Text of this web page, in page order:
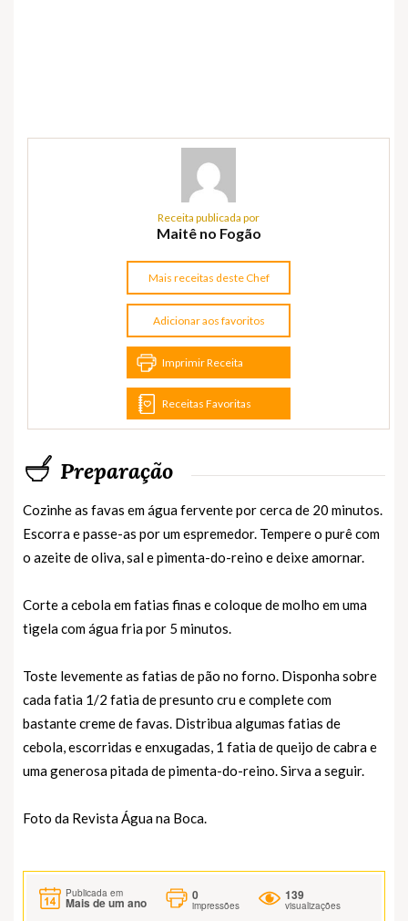
Receita publicada por
Maitê no Fogão
Mais receitas deste Chef
Adicionar aos favoritos
Imprimir Receita
Receitas Favoritas
Preparação
Cozinhe as favas em água fervente por cerca de 20 minutos.
Escorra e passe-as por um espremedor. Tempere o purê com
o azeite de oliva, sal e pimenta-do-reino e deixe amornar.
Corte a cebola em fatias finas e coloque de molho em uma
tigela com água fria por 5 minutos.
Toste levemente as fatias de pão no forno. Disponha sobre
cada fatia 1/2 fatia de presunto cru e complete com
bastante creme de favas. Distribua algumas fatias de
cebola, escorridas e enxugadas, 1 fatia de queijo de cabra e
uma generosa pitada de pimenta-do-reino. Sirva a seguir.
Foto da Revista Água na Boca.
Publicada em
Mais de um ano
0
impressões
139
visualizações